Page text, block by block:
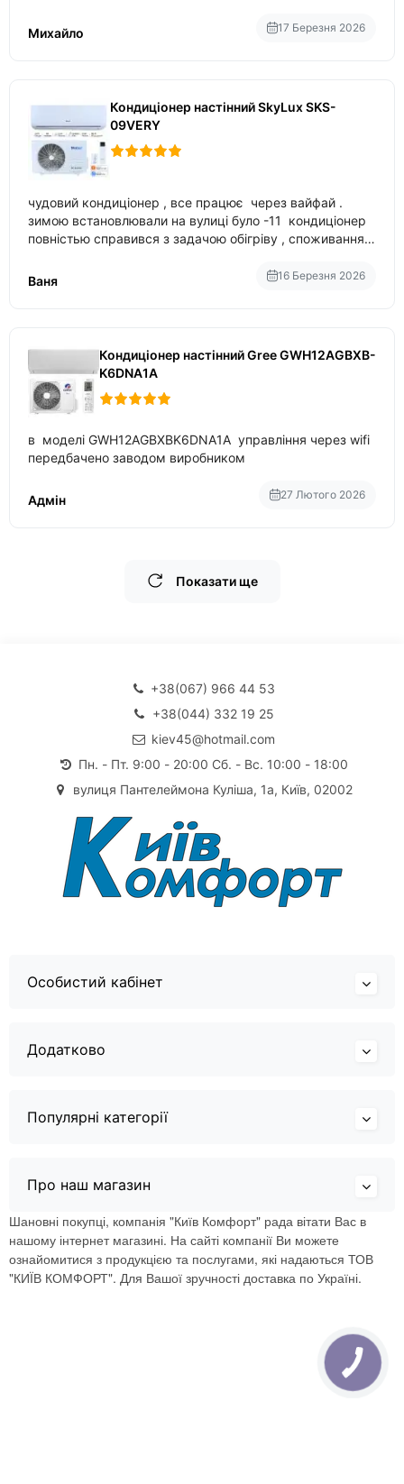
Михайло 17 Березня 2026
Кондиціонер настінний SkyLux SKS-
09VERY
чудовий кондиціонер , все працює через вайфай .
зимою встановлювали на вулиці було -11 кондиціонер
повністью справився з задачою обігріву , споживання
температури
Ваня 16 Березня 2026
Кондиціонер настінний Gree GWH12AGBXB-
K6DNA1A
в моделі GWH12AGBXBK6DNA1A управління через wifi
передбачено заводом виробником
Адмін 27 Лютого 2026
Показати ще
+38(067) 966 44 53
+38(044) 332 19 25
kiev45@hotmail.com
Пн. - Пт. 9:00 - 20:00 Сб. - Вс. 10:00 - 18:00
вулиця Пантелеймона Куліша, 1а, Київ, 02002
Особистий кабінет
Додатково
Популярні категорії
Про наш магазин
Шановні покупці, компанія "Київ Комфорт" рада вітати Вас в
нашому інтернет магазині. На сайті компанії Ви можете
ознайомитися з продукцією та послугами, які надаються ТОВ
"КИЇВ КОМФОРТ". Для Вашої зручності доставка по Україні.